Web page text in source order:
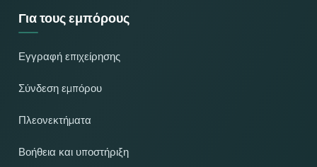
Για τους εμπόρους
Εγγραφή επιχείρησης
Σύνδεση εμπόρου
Πλεονεκτήματα
Βοήθεια και υποστήριξη